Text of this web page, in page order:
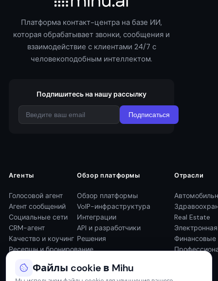
Платформа контакт-центра на базе ИИ,
которая обрабатывает звонки, сообщения и
взаимодействие с клиентами 24/7 с
человекоподобным интеллектом.
Подпишитесь на нашу рассылку
Подписаться
Агенты
Голосовой агент
Агент сообщений
Социальные сети
CRM-агент
Качество и коучинг
Ресепшн и бронирование
Обзор платформы
Обзор платформы
VoIP-инфраструктура
Интеграции
API и разработчики
Решения
Отрасли
Real Estate
Финансовые
Файлы cookie в Mihu